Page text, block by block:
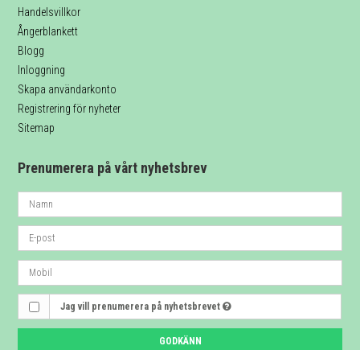
Handelsvillkor
Ångerblankett
Blogg
Inloggning
Skapa användarkonto
Registrering för nyheter
Sitemap
Prenumerera på vårt nyhetsbrev
Jag vill prenumerera på nyhetsbrevet
GODKÄNN